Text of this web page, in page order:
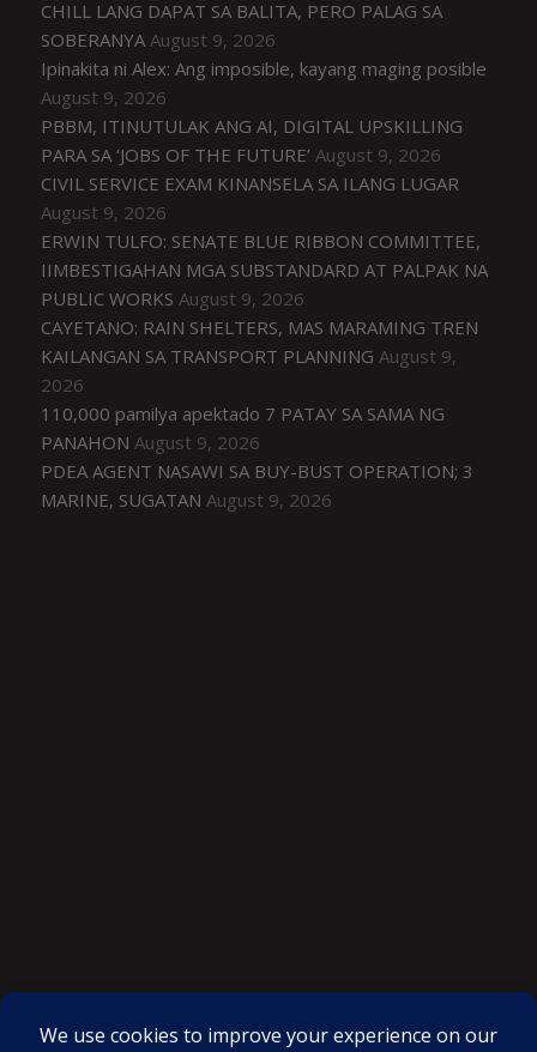
CHILL LANG DAPAT SA BALITA, PERO PALAG SA
SOBERANYA August 9, 2026
Ipinakita ni Alex: Ang imposible, kayang maging posible
August 9, 2026
PBBM, ITINUTULAK ANG AI, DIGITAL UPSKILLING
PARA SA ‘JOBS OF THE FUTURE’ August 9, 2026
CIVIL SERVICE EXAM KINANSELA SA ILANG LUGAR
August 9, 2026
ERWIN TULFO: SENATE BLUE RIBBON COMMITTEE,
IIMBESTIGAHAN MGA SUBSTANDARD AT PALPAK NA
PUBLIC WORKS August 9, 2026
CAYETANO: RAIN SHELTERS, MAS MARAMING TREN
KAILANGAN SA TRANSPORT PLANNING August 9,
2026
110,000 pamilya apektado 7 PATAY SA SAMA NG
PANAHON August 9, 2026
PDEA AGENT NASAWI SA BUY-BUST OPERATION; 3
MARINE, SUGATAN August 9, 2026